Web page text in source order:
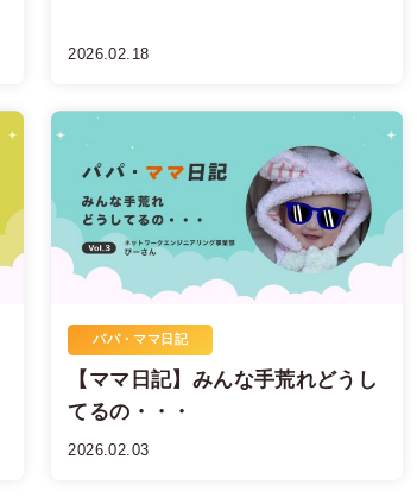
2026.02.18
パパ・ママ日記
【ママ日記】みんな手荒れどうし
てるの・・・
2026.02.03